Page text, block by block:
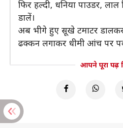
फिर हल्दी, धनिया पाउडर,
डालें।
अब भीगे हुए सूखे टमाटर
ढक्कन लगाकर धीमी आंच पर
आपने पूरा पढ़